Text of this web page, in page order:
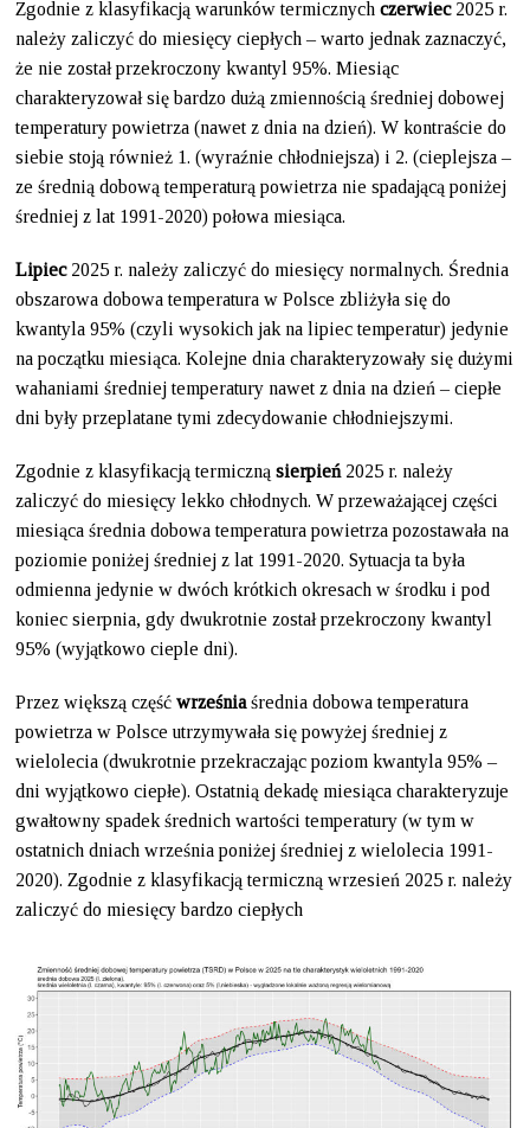
Zgodnie z klasyfikacją warunków termicznychczerwiec2025 r.
należy zaliczyć do miesięcy ciepłych – warto jednak zaznaczyć,
że nie został przekroczony kwantyl 95%. Miesiąc
charakteryzował się bardzo dużą zmiennością średniej dobowej
temperatury powietrza (nawet z dnia na dzień). W kontraście do
siebie stoją również 1. (wyraźnie chłodniejsza) i 2. (cieplejsza –
ze średnią dobową temperaturą powietrza nie spadającą poniżej
średniej z lat 1991-2020) połowa miesiąca.
Lipiec2025 r. należy zaliczyć do miesięcy normalnych. Średnia
obszarowa dobowa temperatura w Polsce zbliżyła się do
kwantyla 95% (czyli wysokich jak na lipiec temperatur) jedynie
na początku miesiąca. Kolejne dnia charakteryzowały się dużymi
wahaniami średniej temperatury nawet z dnia na dzień – ciepłe
dni były przeplatane tymi zdecydowanie chłodniejszymi.
Zgodnie z klasyfikacją termicznąsierpień 2025 r. należy
zaliczyć do miesięcy lekko chłodnych. W przeważającej części
miesiąca średnia dobowa temperatura powietrza pozostawała na
poziomie poniżej średniej z lat 1991-2020. Sytuacja ta była
odmienna jedynie w dwóch krótkich okresach w środku i pod
koniec sierpnia, gdy dwukrotnie został przekroczony kwantyl
95% (wyjątkowo cieple dni).
Przez większą częśćwrześnia średnia dobowa temperatura
powietrza w Polsce utrzymywała się powyżej średniej z
wielolecia (dwukrotnie przekraczając poziom kwantyla 95% –
dni wyjątkowo ciepłe). Ostatnią dekadę miesiąca charakteryzuje
gwałtowny spadek średnich wartości temperatury (w tym w
ostatnich dniach września poniżej średniej z wielolecia 1991-
2020). Zgodnie z klasyfikacją termiczną wrzesień 2025 r. należy
zaliczyć do miesięcy bardzo ciepłych